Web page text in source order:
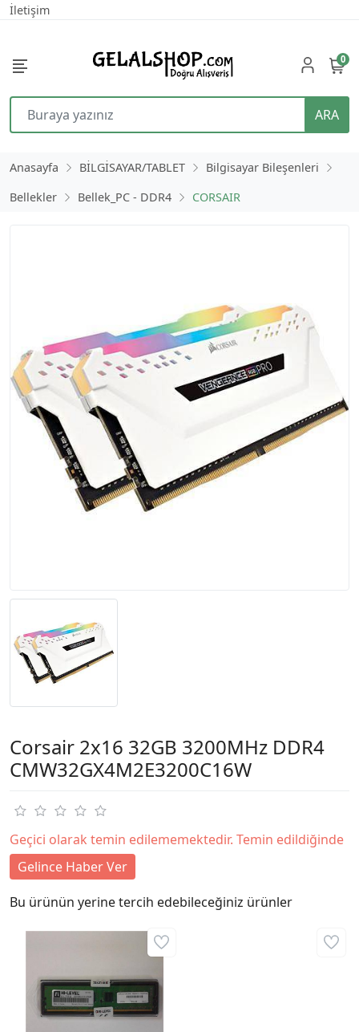
İletişim
ARA
0
Anasayfa BİLGİSAYAR/TABLET
Bilgisayar Bileşenleri
Bellekler
Bellek_PC - DDR4 CORSAIR
Corsair 2x16 32GB 3200MHz DDR4
CMW32GX4M2E3200C16W
Geçici olarak temin edilememektedir. Temin edildiğinde
Gelince Haber Ver
Bu ürünün yerine tercih edebileceğiniz ürünler